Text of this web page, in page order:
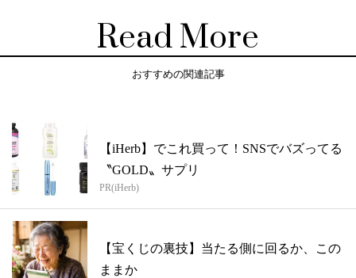
Read More
おすすめの関連記事
【iHerb】でこれ買って！SNSでバズってる
〝GOLD〟サプリ
PR(iHerb)
【宝くじの裏技】当たる側に回るか、この
ままか